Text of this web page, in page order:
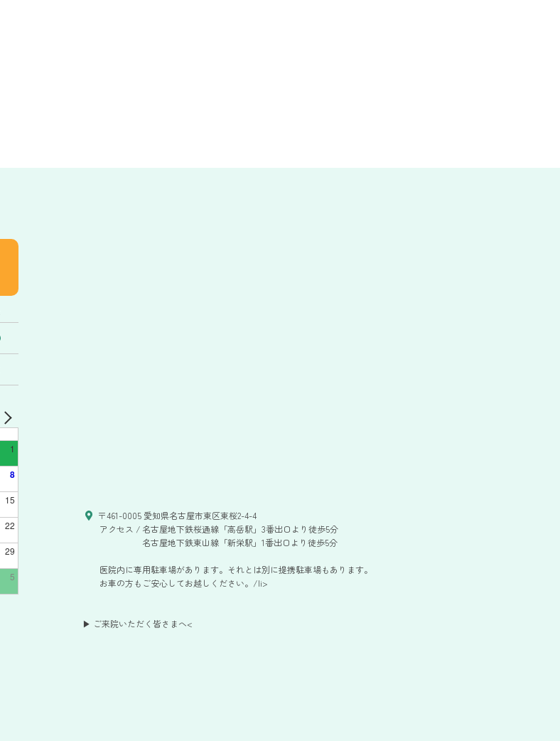
1
8
15
22
29
5
〒461-0005 愛知県名古屋市東区東桜2-4-4
アクセス / 名古屋地下鉄桜通線「高岳駅」3番出口より徒歩5分
名古屋地下鉄東山線「新栄駅」1番出口より徒歩5分
医院内に専用駐車場があります。それとは別に提携駐車場もあります。
お車の方もご安心してお越しください。/li>
▶ ご来院いただく皆さまへ<